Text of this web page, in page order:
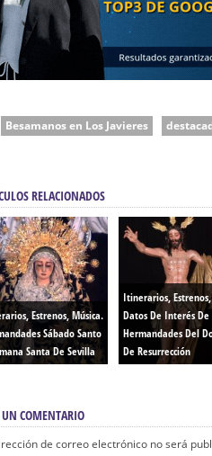
Besamanos en Los Javieres
RELACIONADOS
Estrenos, Música.
Sábado Santo
Santa De Sevilla
Itinerarios,
Datos De Interés De
Hermandades Del
De Resurrección
UN COMENTARIO
de correo electrónico no será